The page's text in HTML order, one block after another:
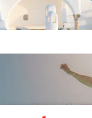
: jusqu'à -